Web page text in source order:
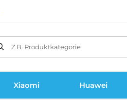
Z.B. Produktkategorie
Xiaomi Huawei